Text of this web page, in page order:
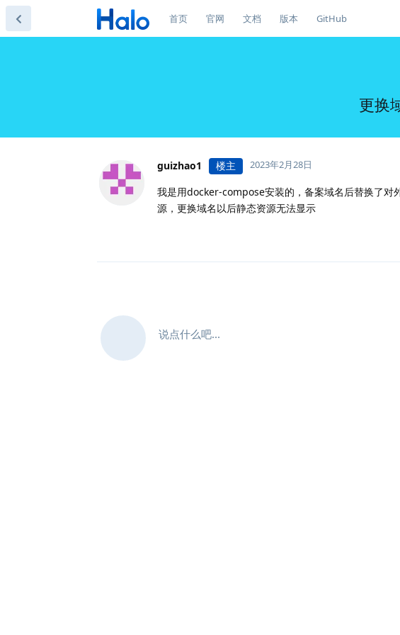
首页 官网 文档 版本 GitHub
更换
guizhao1 楼主 2023年2月28日
我是用docker-compose安装的，备案域名后替换了对
源，更换域名以后静态资源无法显示
说点什么吧...